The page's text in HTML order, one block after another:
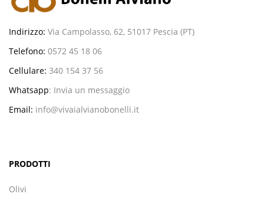
Indirizzo: Via Campolasso, 62, 51017 Pescia (PT)
Telefono: 0572 45 18 06
Cellulare: 340 154 37 56
Whatsapp: Invia un messaggio
Email: info@vivaialvianobonelli.it
PRODOTTI
Olivi